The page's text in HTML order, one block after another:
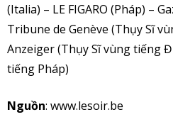
(Italia) – LE FIGARO (Pháp) –
Tribune de Genève (Thụy Sĩ
Anzeiger (Thụy Sĩ vùng tiếng
tiếng Pháp)
Nguồn: www.lesoir.be